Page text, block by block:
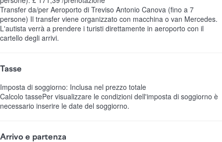
Transfer da/per Aeroporto di Treviso Antonio Canova (fino a 7
persone) Il transfer viene organizzato con macchina o van Mercedes.
L'autista verrà a prendere i turisti direttamente in aeroporto con il
cartello degli arrivi.
Tasse
Imposta di soggiorno: Inclusa nel prezzo totale
Calcolo tassePer visualizzare le condizioni dell'imposta di soggiorno è
necessario inserire le date del soggiorno.
Arrivo e partenza